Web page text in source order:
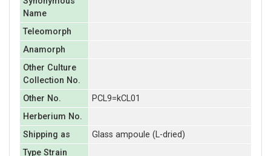
Name
Teleomorph
Anamorph
Other Culture
Collection No.
Other No.
PCL9=kCL01
Herberium No.
Shipping as
Glass ampoule (L-dried)
Type Strain